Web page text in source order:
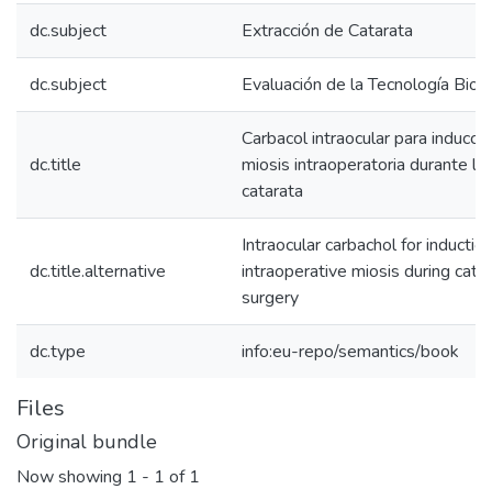
dc.subject Extracción de Catarata
dc.subject Evaluación de la Tecnología
dc.title
Carbacol intraocular para
miosis intraoperatoria durante la
catarata
dc.title.alternative
Intraocular carbachol for
intraoperative miosis during
surgery
dc.type info:eu-repo/semantics/book
Files
Original bundle
Now showing 1 - 1 of 1